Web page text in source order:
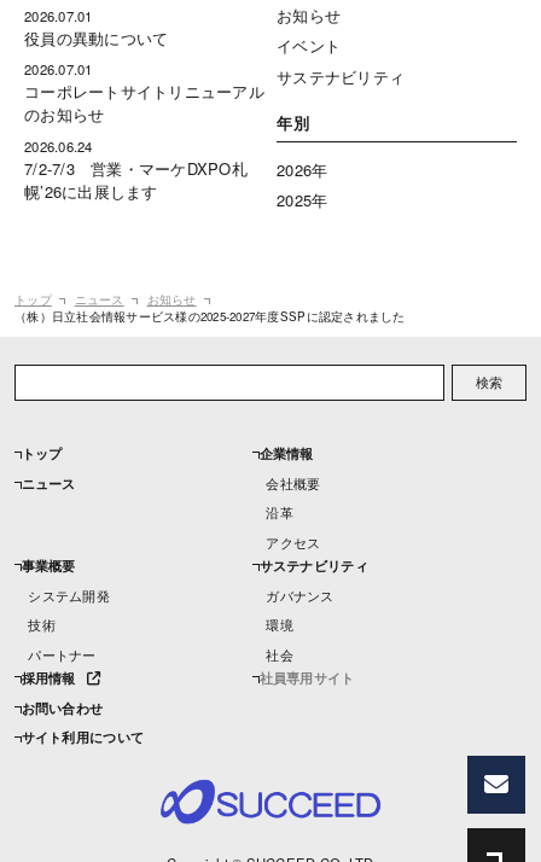
2026.07.01
役員の異動について
2026.07.01
コーポレートサイトリニューアル
のお知らせ
2026.06.24
7/2-7/3 営業・マーケDXPO札
幌’26に出展します
お知らせ
イベント
サステナビリティ
年別
2026年
2025年
トップ ニュース
お知らせ
（株）日立社会情報サービス様の2025-2027年度SSPに認定されました
検索
トップ
ニュース
企業情報
会社概要
沿革
アクセス
事業概要
システム開発
技術
パートナー
サステナビリティ
ガバナンス
環境
社会
採用情報
お問い合わせ
サイト利用について
社員専用サイト